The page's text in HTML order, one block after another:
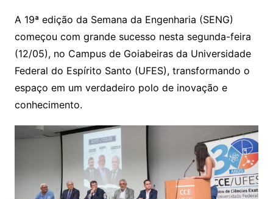
at
s
A
p
p
c
e
b
o
o
k
itt
er
ai
l
A 19ª edição da Semana da Engenharia (SENG)
começou com grande sucesso nesta segunda-feira
(12/05), no Campus de Goiabeiras da Universidade
Federal do Espírito Santo (UFES), transformando o
espaço em um verdadeiro polo de inovação e
conhecimento.